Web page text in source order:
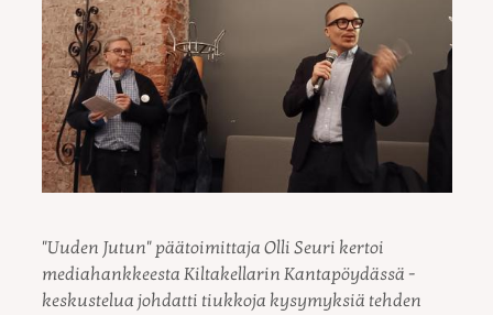
"Uuden Jutun" päätoimittaja Olli Seuri kertoi
mediahankkeesta Kiltakellarin Kantapöydässä -
keskustelua johdatti tiukkoja kysymyksiä tehden